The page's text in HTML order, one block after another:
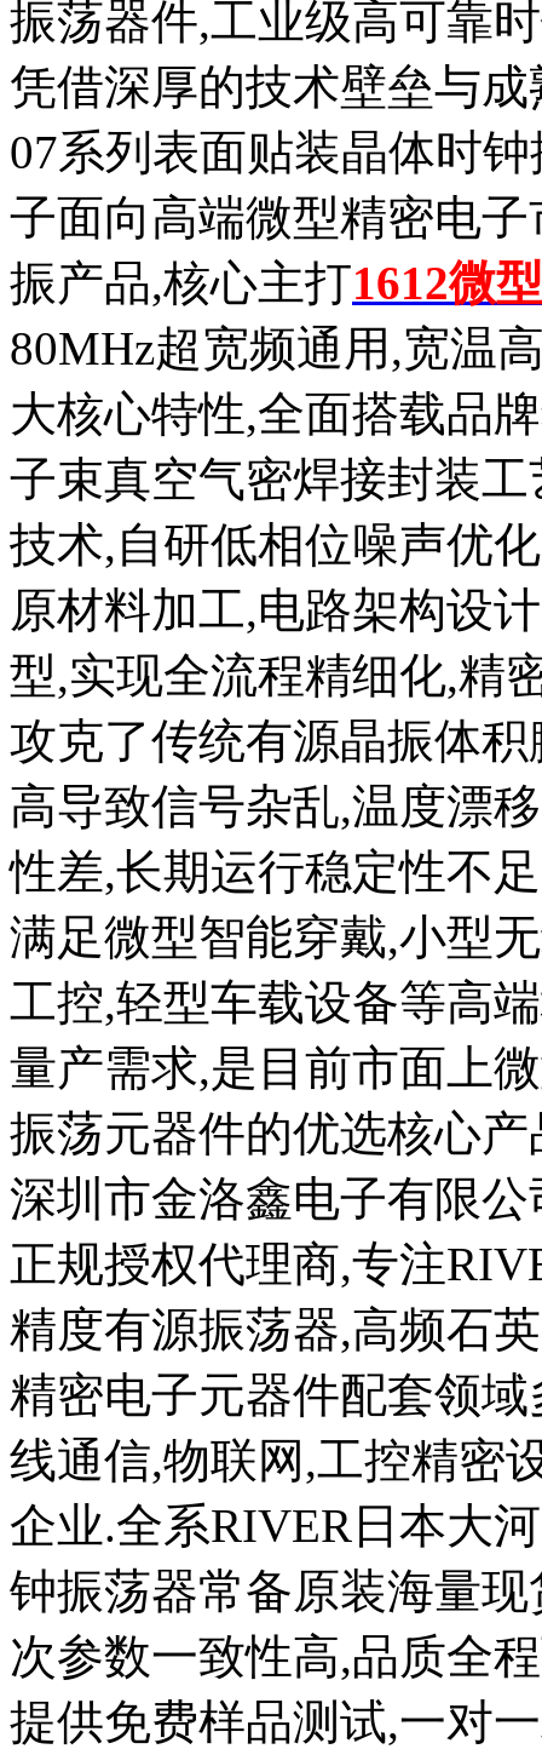
振荡器件,工业级高可靠
凭借深厚的技术壁垒与
07系列表面贴装晶体时
子面向高端微型精密电
振产品,核心主打1612微
80MHz超宽频通用,宽温
大核心特性,全面搭载品
子束真空气密焊接封装
技术,自研低相位噪声优
原材料加工,电路架构设
型,实现全流程精细化,精
攻克了传统有源晶振体
高导致信号杂乱,温度漂
性差,长期运行稳定性不
满足微型智能穿戴,小型
工控,轻型车载设备等高
量产需求,是目前市面上
振荡元器件的优选核心产
深圳市金洛鑫电子有限
正规授权代理商,专注
精度有源振荡器,高频石
精密电子元器件配套领
线通信,物联网,工控精密
企业.全系RIVER日本大
钟振荡器常备原装海量
次参数一致性高,品质全
提供免费样品测试,一对